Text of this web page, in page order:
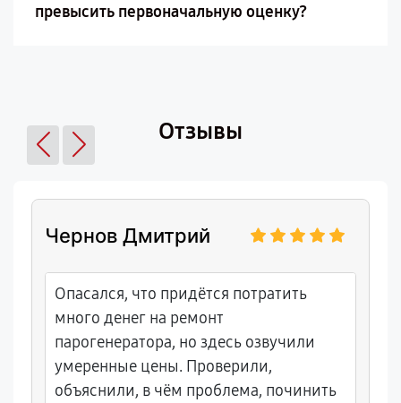
превысить первоначальную оценку?
Отзывы
Чернов Дмитрий
Опасался, что придётся потратить
много денег на ремонт
парогенератора, но здесь озвучили
умеренные цены. Проверили,
объяснили, в чём проблема, починить